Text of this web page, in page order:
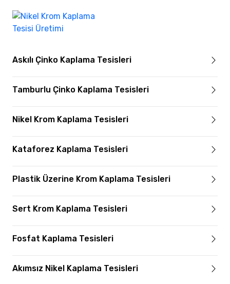
Askılı Çinko Kaplama Tesisleri
Tamburlu Çinko Kaplama Tesisleri
Nikel Krom Kaplama Tesisleri
Kataforez Kaplama Tesisleri
Plastik Üzerine Krom Kaplama Tesisleri
Sert Krom Kaplama Tesisleri
Fosfat Kaplama Tesisleri
Akımsız Nikel Kaplama Tesisleri